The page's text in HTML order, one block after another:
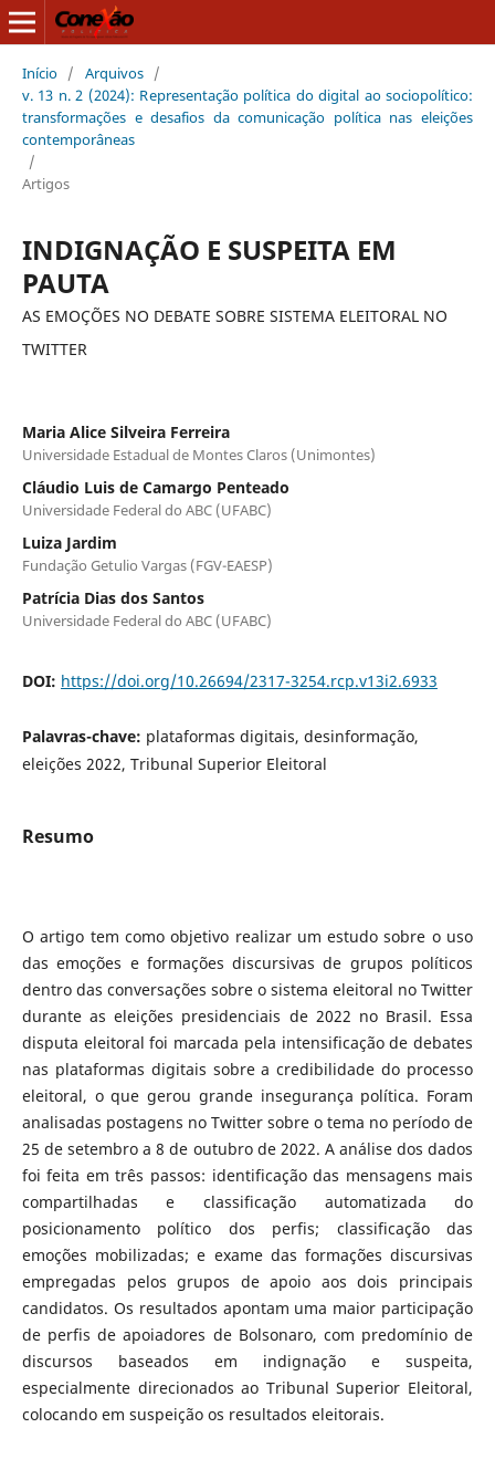
Início / Arquivos /
v. 13 n. 2 (2024): Representação política do digital ao sociopolítico:
transformações e desafios da comunicação política nas eleições
contemporâneas
/
Artigos
INDIGNAÇÃO E SUSPEITA EM
PAUTA
AS EMOÇÕES NO DEBATE SOBRE SISTEMA ELEITORAL NO
TWITTER
Maria Alice Silveira Ferreira
Universidade Estadual de Montes Claros (Unimontes)
Cláudio Luis de Camargo Penteado
Universidade Federal do ABC (UFABC)
Luiza Jardim
Fundação Getulio Vargas (FGV-EAESP)
Patrícia Dias dos Santos
Universidade Federal do ABC (UFABC)
DOI: https://doi.org/10.26694/2317-3254.rcp.v13i2.6933
Palavras-chave: plataformas digitais, desinformação,
eleições 2022, Tribunal Superior Eleitoral
Resumo
O artigo tem como objetivo realizar um estudo sobre o uso
das emoções e formações discursivas de grupos políticos
dentro das conversações sobre o sistema eleitoral no Twitter
durante as eleições presidenciais de 2022 no Brasil. Essa
disputa eleitoral foi marcada pela intensificação de debates
nas plataformas digitais sobre a credibilidade do processo
eleitoral, o que gerou grande insegurança política. Foram
analisadas postagens no Twitter sobre o tema no período de
25 de setembro a 8 de outubro de 2022. A análise dos dados
foi feita em três passos: identificação das mensagens mais
compartilhadas e classificação automatizada do
posicionamento político dos perfis; classificação das
emoções mobilizadas; e exame das formações discursivas
empregadas pelos grupos de apoio aos dois principais
candidatos. Os resultados apontam uma maior participação
de perfis de apoiadores de Bolsonaro, com predomínio de
discursos baseados em indignação e suspeita,
especialmente direcionados ao Tribunal Superior Eleitoral,
colocando em suspeição os resultados eleitorais.